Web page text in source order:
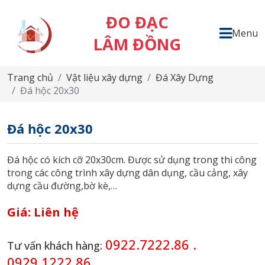
ĐO ĐẠC
LÂM ĐỒNG
Menu
Trang chủ Vật liệu xây dựng
Đá Xây Dựng
Đá hộc 20x30
Đá hộc 20x30
Đá hộc có kích cỡ 20x30cm. Được sử dụng trong thi công
trong các công trình xây dựng dân dụng, cầu cảng, xây
dựng cầu đường,bờ kè,…
Giá: Liên hệ
Tư vấn khách hàng: 0922.7222.86 .